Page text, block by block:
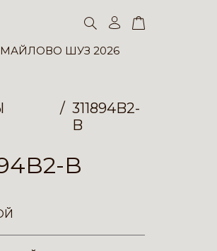
ШУЗ 2026
311894B2-
B
B